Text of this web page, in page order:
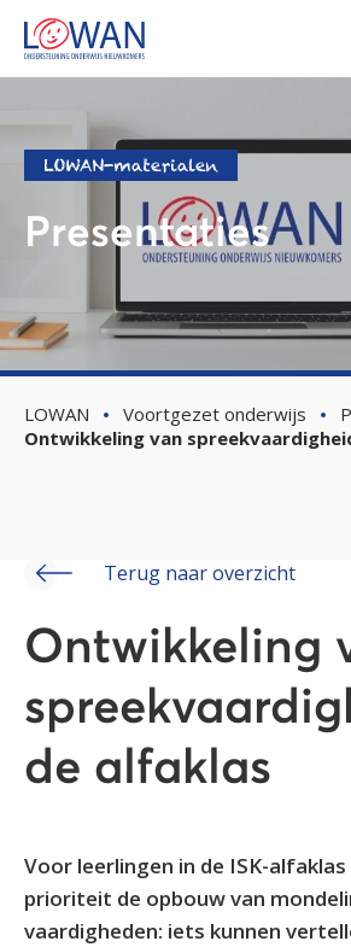
LOWAN-materialen
Presentaties
LOWAN Voortgezet onderwijs
Ontwikkeling van
Terug naar overzicht
Ontwikkeling
de alfaklas
Voor leerlingen in de ISK-
prioriteit de opbouw van
vaardigheden: iets kunnen